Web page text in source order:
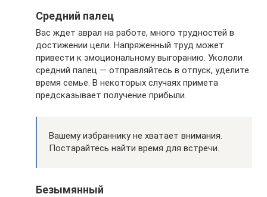
Средний палец
Вас ждет аврал на работе, много трудностей в
достижении цели. Напряженный труд может
привести к эмоциональному выгоранию. Укололи
средний палец — отправляйтесь в отпуск, уделите
время семье. В некоторых случаях примета
предсказывает получение прибыли.
Вашему избраннику не хватает внимания.
Постарайтесь найти время для встречи.
Безымянный